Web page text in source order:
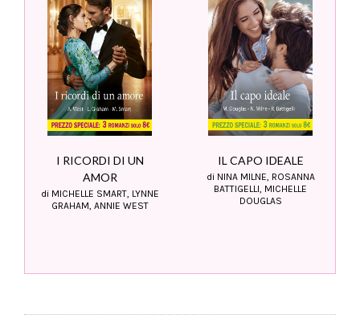
I RICORDI DI UN
AMOR
di MICHELLE SMART, LYNNE
GRAHAM, ANNIE WEST
IL CAPO IDEALE
di NINA MILNE, ROSANNA
BATTIGELLI, MICHELLE
DOUGLAS